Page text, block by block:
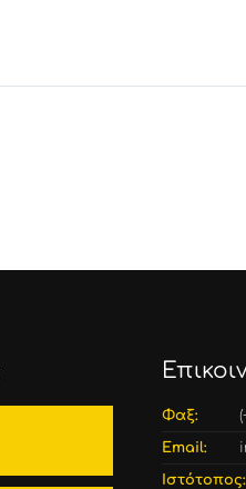
Φαξ:
Email:
Ιστότοπος: